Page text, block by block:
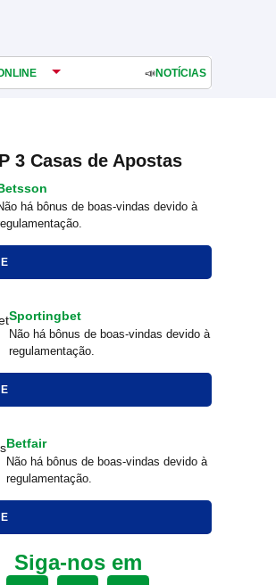
📣NOTÍCIAS
3 Casas de Apostas
há bônus de boas-vindas devido à
Sportingbet
Não há bônus de boas-vindas devido à
regulamentação.
Betfair
Não há bônus de boas-vindas devido à
regulamentação.
Siga-nos em